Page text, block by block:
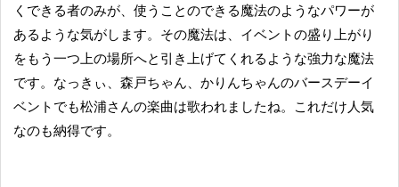
くできる者のみが、使うことのできる魔法のようなパワーが
あるような気がします。その魔法は、イベントの盛り上がり
をもう一つ上の場所へと引き上げてくれるような強力な魔法
です。なっきぃ、森戸ちゃん、かりんちゃんのバースデーイ
ベントでも松浦さんの楽曲は歌われましたね。これだけ人気
なのも納得です。